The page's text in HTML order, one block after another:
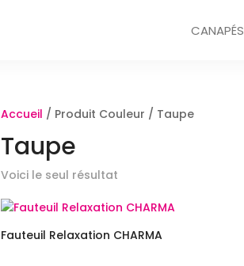
CANAPÉS
Accueil / Produit Couleur / Taupe
Taupe
Voici le seul résultat
Fauteuil Relaxation CHARMA